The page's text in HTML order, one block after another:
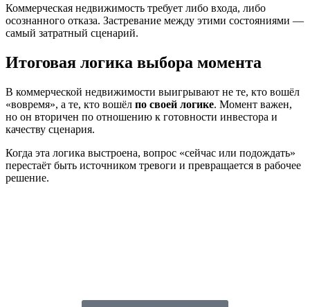
Коммерческая недвижимость требует либо входа, либо
осознанного отказа. Застревание между этими состояниями —
самый затратный сценарий.
Итоговая логика выбора момента
В коммерческой недвижимости выигрывают не те, кто вошёл
«вовремя», а те, кто вошёл по своей логике. Момент важен,
но он вторичен по отношению к готовности инвестора и
качеству сценария.
Когда эта логика выстроена, вопрос «сейчас или подождать»
перестаёт быть источником тревоги и превращается в рабочее
решение.